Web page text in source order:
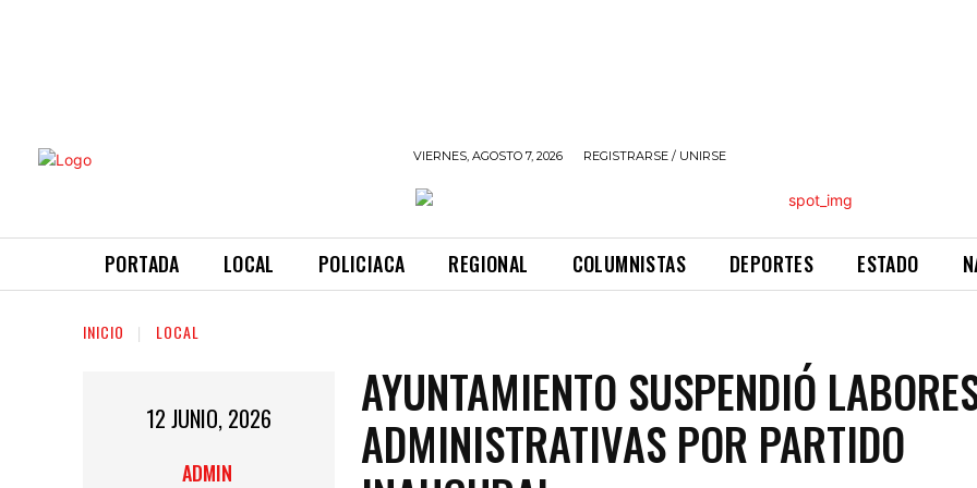
VIERNES, AGOSTO 7, 2026 REGISTRARSE / UNIRSE
PORTADA LOCAL POLICIACA REGIONAL COLUMNISTAS DEPORTES ESTADO
INICIO LOCAL
12 JUNIO, 2026
ADMIN
AYUNTAMIENTO SUSPENDIÓ
ADMINISTRATIVAS POR PARTIDO